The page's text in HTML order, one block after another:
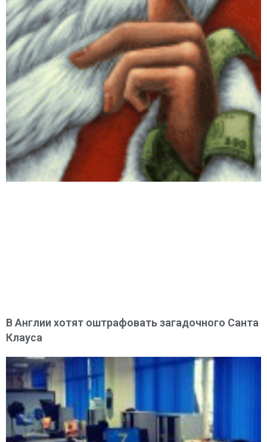
В Англии хотят оштрафовать загадочного Санта
Клауса